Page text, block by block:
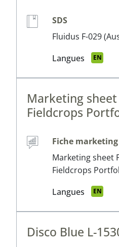
SDS
Fluidus F-029
Langues
EN
Marketing
Fieldcrops
Fiche marketing
Marketing sheet
Fieldcrops
Langues
EN
Disco Blue L-